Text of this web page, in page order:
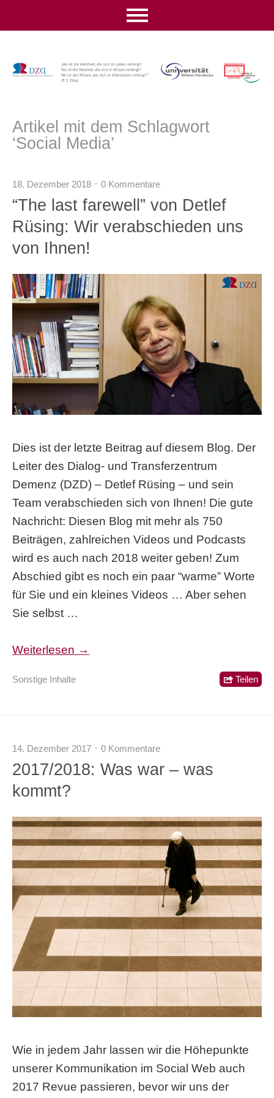
Artikel mit dem Schlagwort
‘Social Media’
18. Dezember 2018 0 Kommentare
“The last farewell” von Detlef
Rüsing: Wir verabschieden uns
von Ihnen!
Dies ist der letzte Beitrag auf diesem Blog. Der
Leiter des Dialog- und Transferzentrum
Demenz (DZD) – Detlef Rüsing – und sein
Team verabschieden sich von Ihnen! Die gute
Nachricht: Diesen Blog mit mehr als 750
Beiträgen, zahlreichen Videos und Podcasts
wird es auch nach 2018 weiter geben! Zum
Abschied gibt es noch ein paar “warme” Worte
für Sie und ein kleines Videos … Aber sehen
Sie selbst …
Weiterlesen →
Sonstige Inhalte Teilen
14. Dezember 2017 0 Kommentare
2017/2018: Was war – was
kommt?
Wie in jedem Jahr lassen wir die Höhepunkte
unserer Kommunikation im Social Web auch
2017 Revue passieren, bevor wir uns der